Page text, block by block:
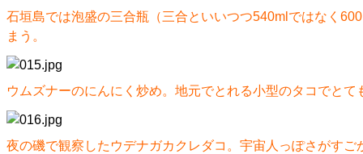
石垣島では泡盛の三合瓶（三合といいつつ540mlではなく
まう。
ウムズナーのにんにく炒め。地元でとれる小型のタコでと
夜の磯で観察したウデナガカクレダコ。宇宙人っぽさがすご